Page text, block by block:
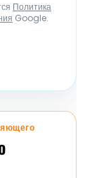
Политика
Google.